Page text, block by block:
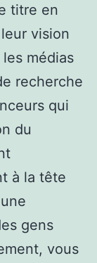
titre en
vision
médias
recherche
qui
du
à la tête
gens
vous